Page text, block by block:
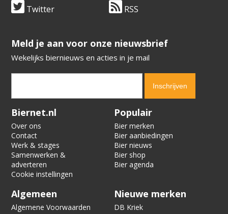
Twitter RSS
​​​​​​​Meld je aan voor onze nieuwsbrief
Wekelijks biernieuws en acties in je mail
Verification code:
Biernet.nl
Over ons
Contact
Werk & stages
Samenwerken &
adverteren
Cookie instellingen
Populair
Bier merken
Bier aanbiedingen
Bier nieuws
Bier shop
Bier agenda
Algemeen
Algemene Voorwaarden
Nieuwe merken
DB Kriek